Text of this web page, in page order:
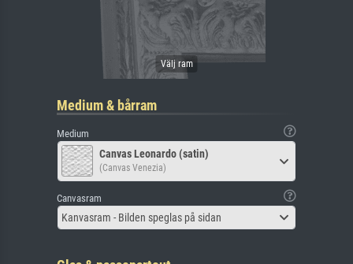
Medium & bårram
Medium
Canvas Leonardo (satin)
(Canvas Venezia)
Canvasram
Kanvasram - Bilden speglas på sidan